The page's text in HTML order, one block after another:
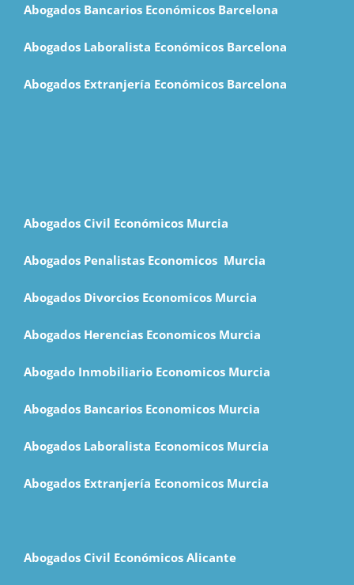
Abogados Bancarios Económicos Barcelona
Abogados Laboralista Económicos Barcelona
Abogados Extranjería Económicos Barcelona
Abogados Civil Económicos Murcia
Abogados Penalistas Economicos Murcia
Abogados Divorcios Economicos Murcia
Abogados Herencias Economicos Murcia
Abogado Inmobiliario Economicos Murcia
Abogados Bancarios Economicos Murcia
Abogados Laboralista Economicos Murcia
Abogados Extranjería Economicos Murcia
Abogados Civil Económicos Alicante